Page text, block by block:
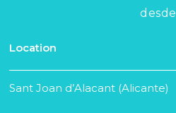
desde
Location
Sant Joan d’Alacant (Alicante)